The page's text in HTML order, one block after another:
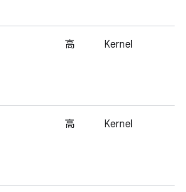
高 Kernel
高 Kernel